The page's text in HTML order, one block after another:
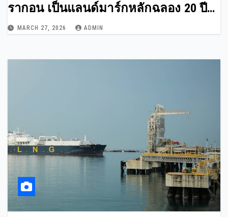
รากอน เป็นแลนด์มาร์กหลักฉลอง 20 ปี
Earth Hour มุ่งหน้าสู่พลังงานสะอาด 100%
MARCH 27, 2026 ADMIN